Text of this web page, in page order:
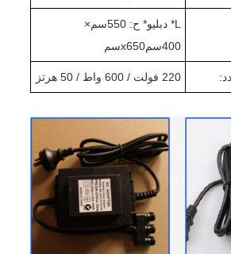
L* دبليو* ح: 550 سم×
400سمx650سم
220 فولت / 600 واط / 50 هرتز